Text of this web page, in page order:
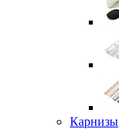
Карнизы